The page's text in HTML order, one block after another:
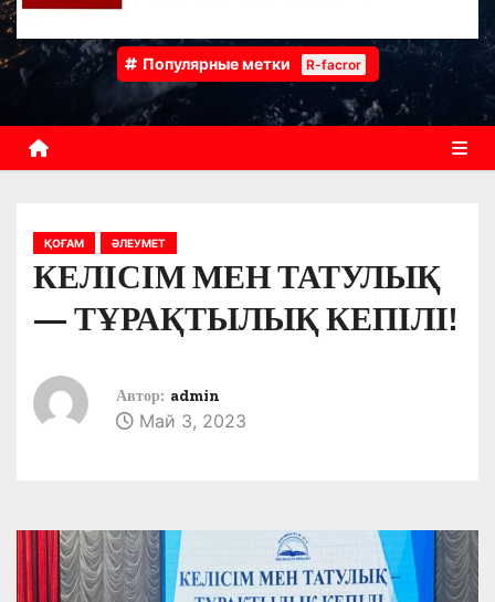
Популярные метки R-facror
ҚОҒАМ ӘЛЕУМЕТ
КЕЛІСІМ МЕН ТАТУЛЫҚ
— ТҰРАҚТЫЛЫҚ КЕПІЛІ!
Автор: admin
Май 3, 2023